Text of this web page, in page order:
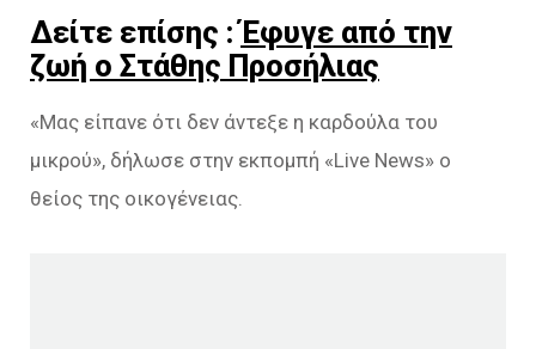
Δείτε επίσης :Έφυγε από την
ζωή ο Στάθης Προσήλιας
«Μας είπανε ότι δεν άντεξε η καρδούλα του
μικρού», δήλωσε στην εκπομπή «Live News» ο
θείος της οικογένειας.